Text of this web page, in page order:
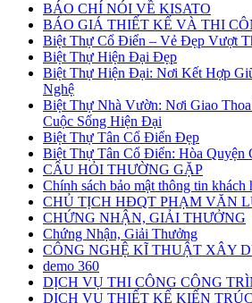
BÁO CHÍ NÓI VỀ KISATO
BÁO GIÁ THIẾT KẾ VÀ THI
Biệt Thự Cổ Điển – Vẻ Đẹp Vượt
Biệt Thự Hiện Đại Đẹp
Biệt Thự Hiện Đại: Nơi Kết Hợp
Nghệ
Biệt Thự Nhà Vườn: Nơi Giao
Cuộc Sống Hiện Đại
Biệt Thự Tân Cổ Điển Đẹp
Biệt Thự Tân Cổ Điển: Hòa Quyện
CÂU HỎI THƯỜNG GẶP
Chính sách bảo mật thông tin khách
CHỦ TỊCH HĐQT PHẠM VĂN
CHỨNG NHẬN, GIẢI THƯỞNG
Chứng Nhận, Giải Thưởng
CÔNG NGHỆ KĨ THUẬT XÂY
demo 360
DỊCH VỤ THI CÔNG CÔNG
DỊCH VỤ THIẾT KẾ KIẾN TRÚC